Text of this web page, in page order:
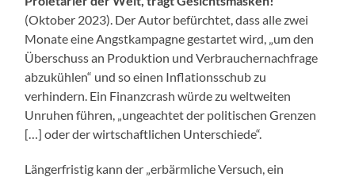
(Oktober 2023). Der Autor befürchtet, dass alle zwei
Monate eine Angstkampagne gestartet wird, „um den
Überschuss an Produktion und Verbrauchernachfrage
abzukühlen“ und so einen Inflationsschub zu
verhindern. Ein Finanzcrash würde zu weltweiten
Unruhen führen, „ungeachtet der politischen Grenzen
[…] oder der wirtschaftlichen Unterschiede“.
Längerfristig kann der „erbärmliche Versuch, ein